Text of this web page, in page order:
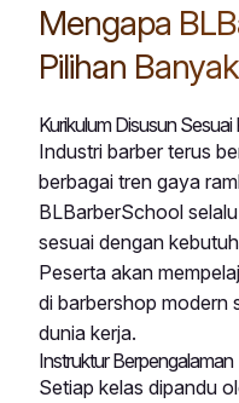
Mengapa
Pilihan
Kurikulum Disusun
Industri barber terus
berbagai tren gaya
BLBarberSchool
sesuai dengan
Peserta akan
di barbershop modern
dunia kerja.
Instruktur Berpengalaman
Setiap kelas dipandu